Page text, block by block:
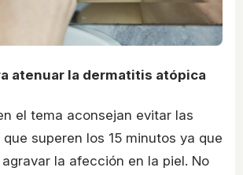
atenuar la dermatitis atópica
el tema aconsejan evitar las
superen los 15 minutos ya que
la afección en la piel. No